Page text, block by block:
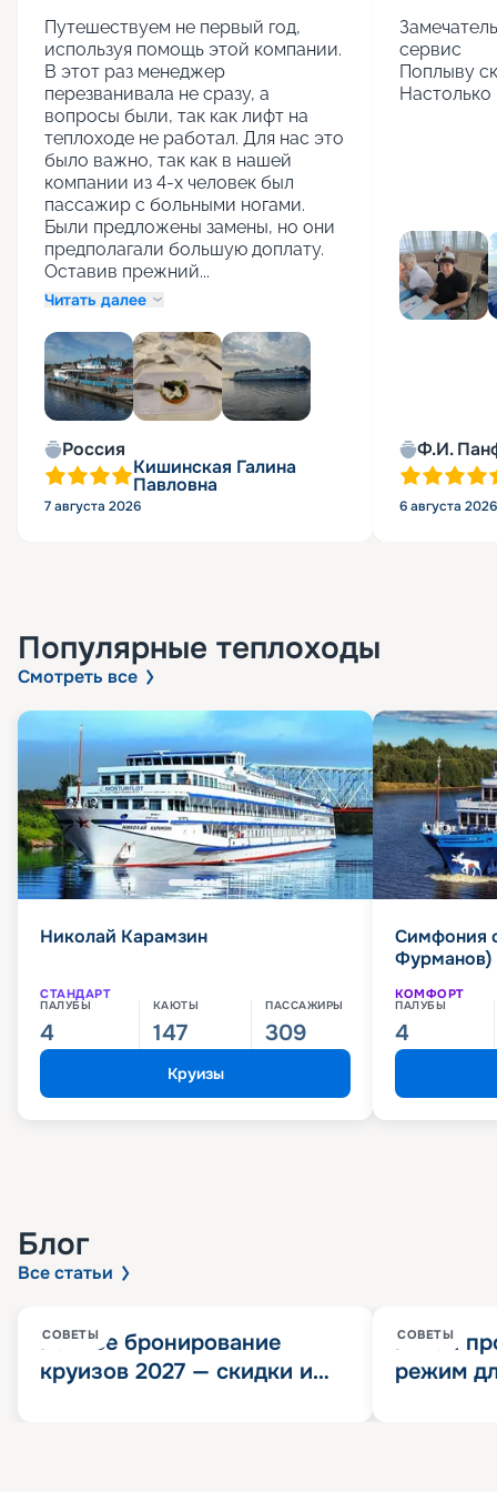
Путешествуем не первый год,
используя помощь этой компании.
В этот раз менеджер
перезванивала не сразу, а
вопросы были, так как лифт на
теплоходе не работал. Для нас это
было важно, так как в нашей
компании из 4-х человек был
пассажир с больными ногами.
Были предложены замены, но они
предполагали большую доплату.
Оставив прежний...
Читать далее
Россия
Кишинская Галина
Павловна
7 августа 2026
сервис
Поплыву
Ф.И.
6 августа 2026
Популярные теплоходы
Смотреть все
Николай Карамзин
СТАНДАРТ
ПАЛУБЫ
4
КАЮТЫ
147
ПАССАЖИРЫ
309
Круизы
Симфония
Фурманов)
КОМФОРТ
ПАЛУБЫ
4
Блог
Все статьи
СОВЕТЫ
Раннее бронирование
круизов 2027 — скидки и
СОВЕТЫ
Китай
режим